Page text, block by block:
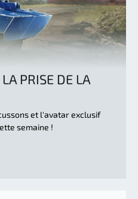
PRISE DE LA
et l'avatar exclusif
semaine !